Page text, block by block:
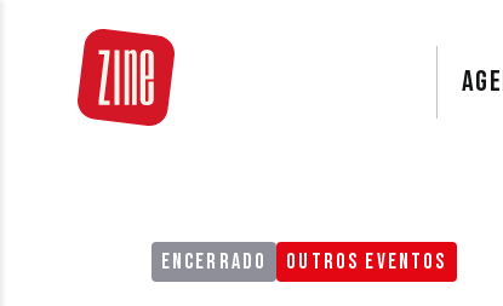
ENCERRADO OUTROS EVENTOS